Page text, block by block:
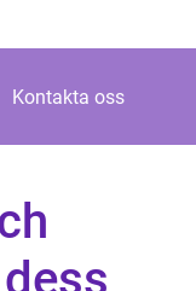
Kontakta oss